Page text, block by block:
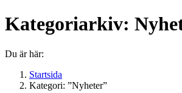
Kategoriarkiv:
Du är här:
Startsida
Kategori: ”Nyheter”